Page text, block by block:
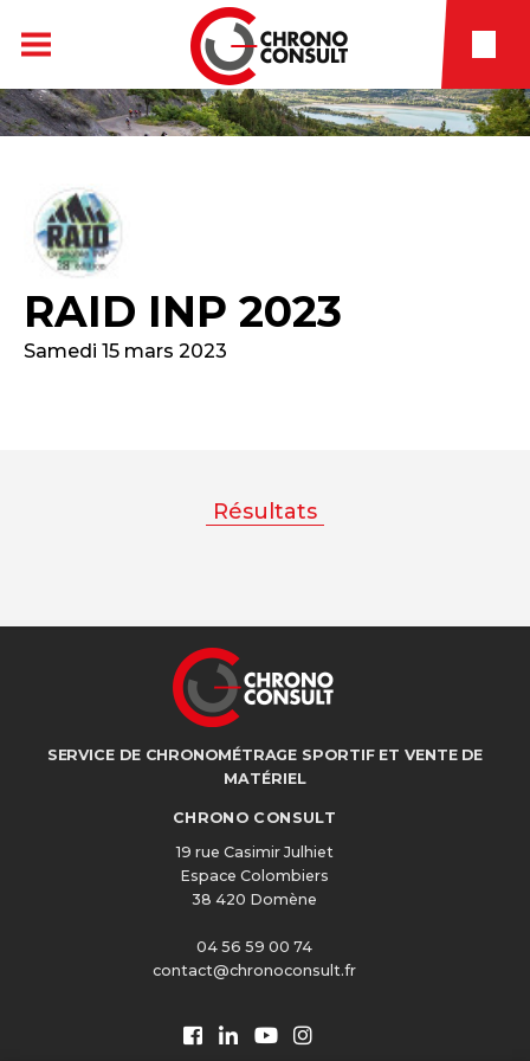
RAID INP 2023
Samedi 15 mars 2023
Résultats
SERVICE DE CHRONOMÉTRAGE SPORTIF ET VENTE DE
MATÉRIEL
CHRONO CONSULT
19 rue Casimir Julhiet
Espace Colombiers
38 420 Domène
04 56 59 00 74
contact@chronoconsult.fr